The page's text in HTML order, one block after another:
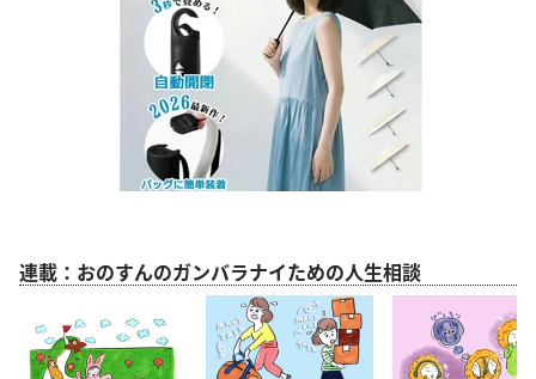
連載：おのすんのガンバラナイための人生相談